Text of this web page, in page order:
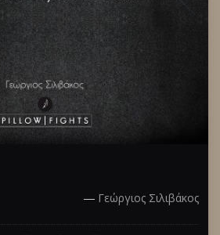
― Γεώργιος Σιλιβάκος